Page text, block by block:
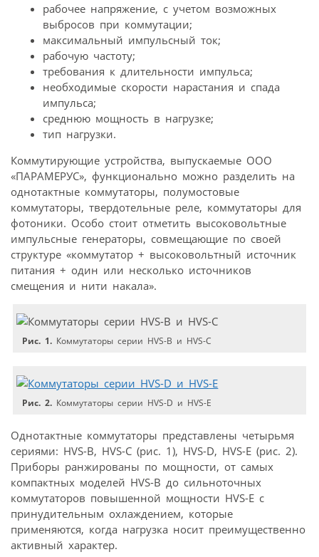
рабочее напряжение, с учетом возможных
выбросов при коммутации;
максимальный импульсный ток;
рабочую частоту;
требования к длительности импульса;
необходимые скорости нарастания и спада
импульса;
среднюю мощность в нагрузке;
тип нагрузки.
Коммутирующие устройства, выпускаемые ООО
«ПАРАМЕРУС», функционально можно разделить на
однотактные коммутаторы, полумостовые
коммутаторы, твердотельные реле, коммутаторы для
фотоники. Особо стоит отметить высоко­вольтные
импульсные генераторы, совмещающие по своей
структуре «коммутатор + высоковольтный источник
питания + один или несколько источников
смещения и нити накала».
Рис. 1. Коммутаторы серии HVS-B и HVS-C
Рис. 2. Коммутаторы серии HVS-D и HVS-E
Однотактные коммутаторы представлены четырьмя
сериями: HVS-B, HVS-C (рис. 1), HVS-D, HVS-E (рис. 2).
Приборы ранжированы по мощности, от самых
компактных моделей HVS-B до сильноточных
коммутаторов повышенной мощности HVS-E с
принудительным охлаждением, которые
применяются, когда нагрузка носит преимущественно
активный характер.